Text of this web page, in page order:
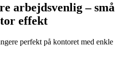
arbejdsvenlig – små
effekt
perfekt på kontoret med enkle